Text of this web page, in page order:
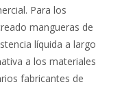
Para los
mangueras de
líquida a largo
a los materiales
fabricantes de